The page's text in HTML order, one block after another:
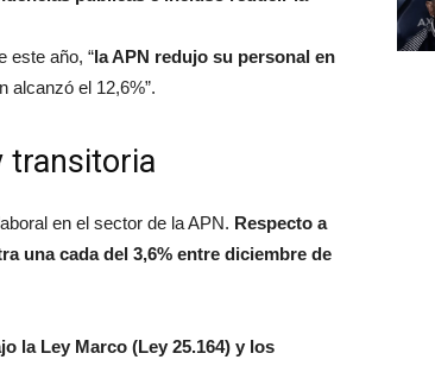
este año, “la APN redujo su personal en
alcanzó el 12,6%”.
transitoria
en el sector de la APN. Respecto a
una cada del 3,6% entre diciembre de
la Ley Marco (Ley 25.164) y los